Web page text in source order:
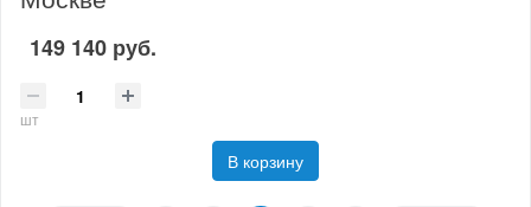
149 140 руб.
шт
В корзину